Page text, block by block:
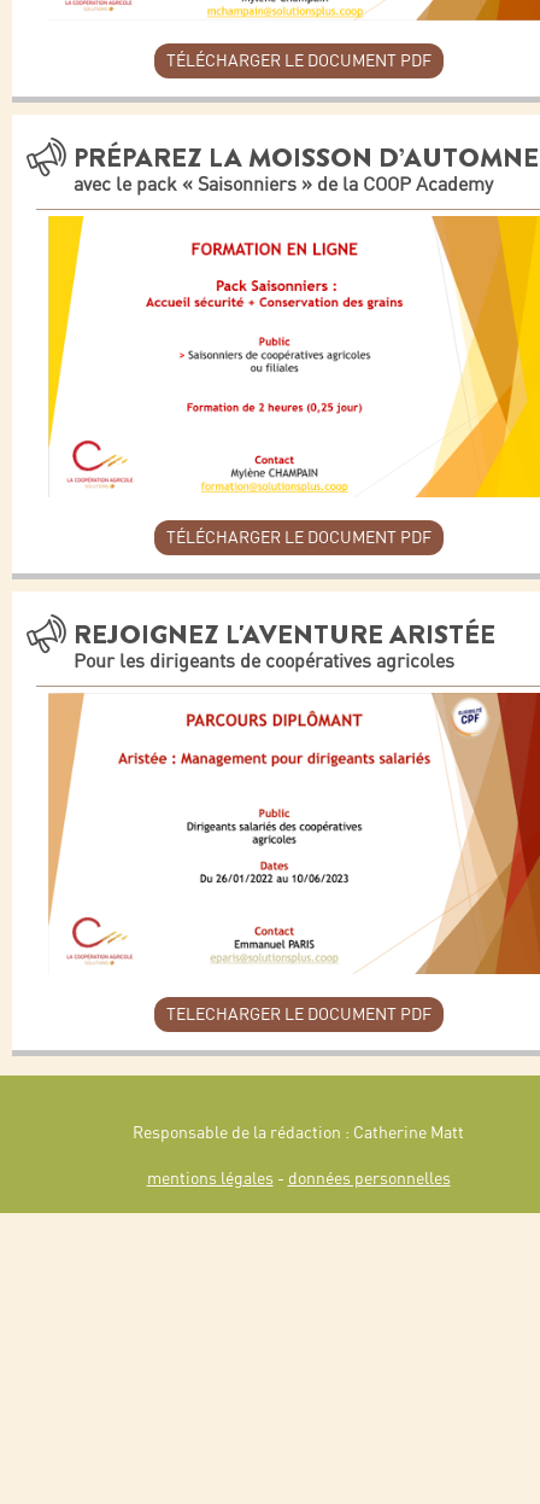
TÉLÉCHARGER LE DOCUMENT PDF
PRÉPAREZ LA MOISSON D’AUTOMNE
avec le pack « Saisonniers » de la COOP Academy
TÉLÉCHARGER LE DOCUMENT PDF
REJOIGNEZ L'AVENTURE ARISTÉE
Pour les dirigeants de coopératives agricoles
TELECHARGER LE DOCUMENT PDF
Responsable de la rédaction : Catherine Matt
mentions légales - données personnelles